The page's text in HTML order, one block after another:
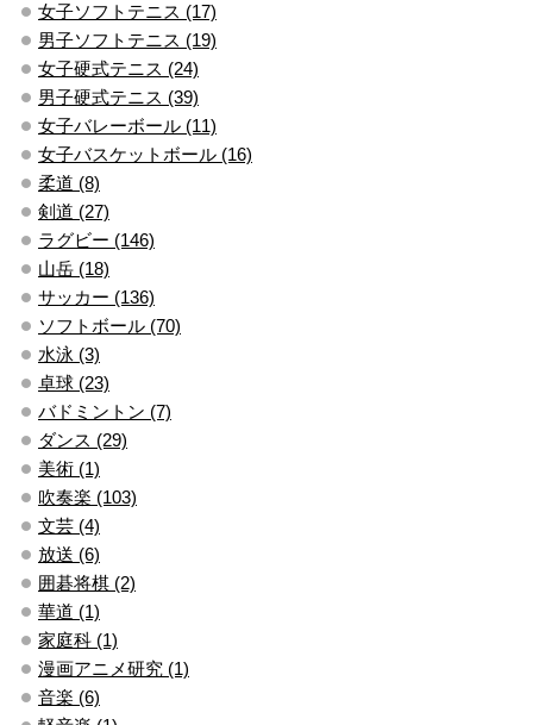
女子ソフトテニス (17)
男子ソフトテニス (19)
女子硬式テニス (24)
男子硬式テニス (39)
女子バレーボール (11)
女子バスケットボール (16)
柔道 (8)
剣道 (27)
ラグビー (146)
山岳 (18)
サッカー (136)
ソフトボール (70)
水泳 (3)
卓球 (23)
バドミントン (7)
ダンス (29)
美術 (1)
吹奏楽 (103)
文芸 (4)
放送 (6)
囲碁将棋 (2)
華道 (1)
家庭科 (1)
漫画アニメ研究 (1)
音楽 (6)